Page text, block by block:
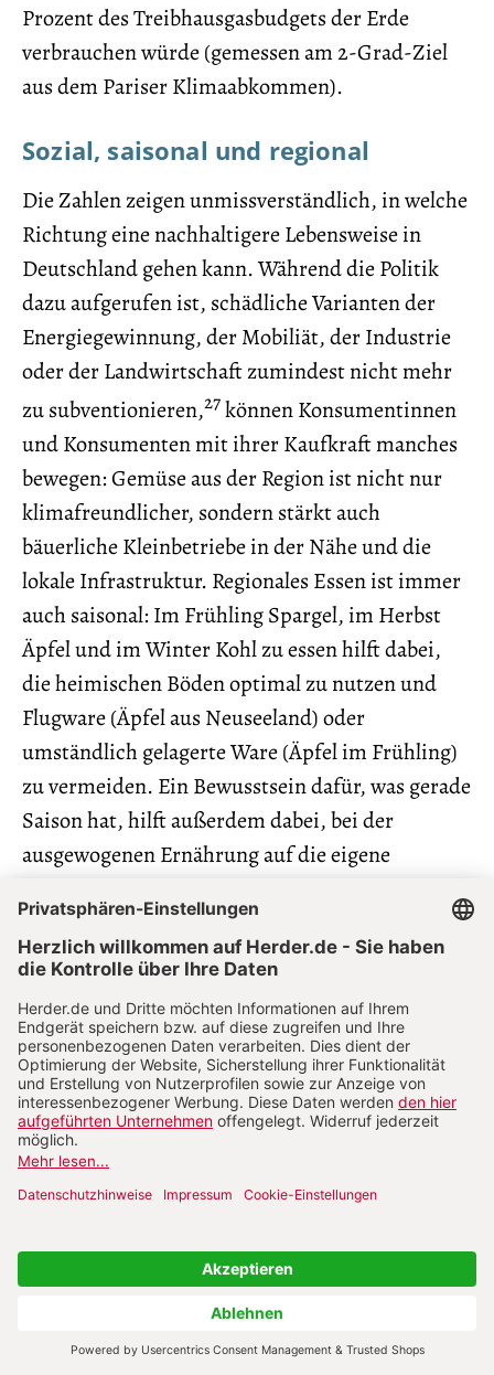
Prozent des Treibhausgasbudgets der Erde
verbrauchen würde (gemessen am 2-Grad-Ziel
aus dem Pariser Klimaabkommen).
Sozial, saisonal und regional
Die Zahlen zeigen unmissverständlich, in welche
Richtung eine nachhaltigere Lebensweise in
Deutschland gehen kann. Während die Politik
dazu aufgerufen ist, schädliche Varianten der
Energiegewinnung, der Mobiliät, der Industrie
oder der Landwirtschaft zumindest nicht mehr
zu subventionieren,27können Konsumentinnen
und Konsumenten mit ihrer Kaufkraft manches
bewegen: Gemüse aus der Region ist nicht nur
klimafreundlicher, sondern stärkt auch
bäuerliche Kleinbetriebe in der Nähe und die
lokale Infrastruktur. Regionales Essen ist immer
auch saisonal: Im Frühling Spargel, im Herbst
Äpfel und im Winter Kohl zu essen hilft dabei,
die heimischen Böden optimal zu nutzen und
Flugware (Äpfel aus Neuseeland) oder
umständlich gelagerte Ware (Äpfel im Frühling)
zu vermeiden. Ein Bewusstsein dafür, was gerade
Saison hat, hilft außerdem dabei, bei der
ausgewogenen Ernährung auf die eigene
dabei sowohl dem Klima als auch der eigenen
Gesundheit helfen. Ärzte empfehlen
Geschlecht und Aktivität – 300-600g Fleisch pro
Woche zu verzehren.28Deutsche essen im
Schnitt mehr als das Doppelte (60 Kg pro Kopf
und Jahr, Vegetarier und Kleinstkinder
miteingerechnet). Eine Umgewöhnung kann
auch bei sogenannten „Super-Foods“ sehr
vermeintlich exotischen Nährstoffe oder die
Geschmacksrichtung verzichten zu müssen:
Genauso gut wie etwa Quinoa aus Peru ist die